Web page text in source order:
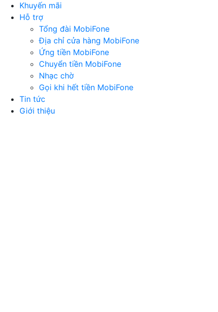
Khuyến mãi
Hỗ trợ
Tổng đài MobiFone
Địa chỉ cửa hàng MobiFone
Ứng tiền MobiFone
Chuyển tiền MobiFone
Nhạc chờ
Gọi khi hết tiền MobiFone
Tin tức
Giới thiệu